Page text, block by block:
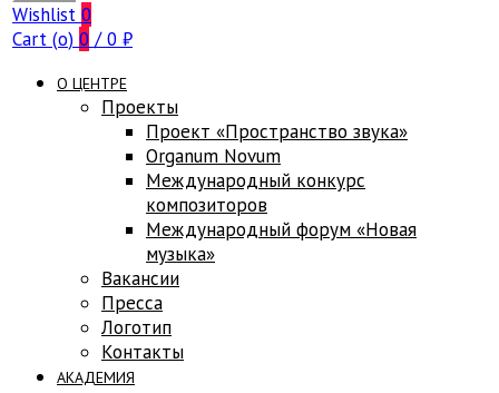
Wishlist 0
Cart (o) 0 / 0 ₽
О ЦЕНТРЕ
Проекты
Проект «Пространство звука»
Оrganum Novum
Международный конкурс
композиторов
Международный форум «Новая
музыка»
Вакансии
Пресса
Логотип
Контакты
АКАДЕМИЯ